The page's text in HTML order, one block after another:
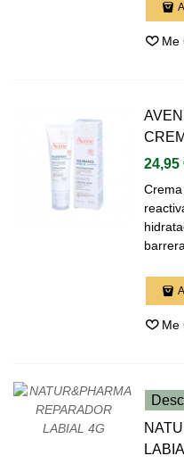
Me
24,95
Me